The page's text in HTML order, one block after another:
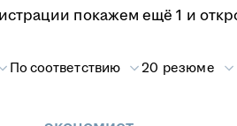
покажем ещё 1 и
По соответствию 20 резюме